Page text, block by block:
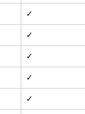
✓
✓
✓
✓
✓